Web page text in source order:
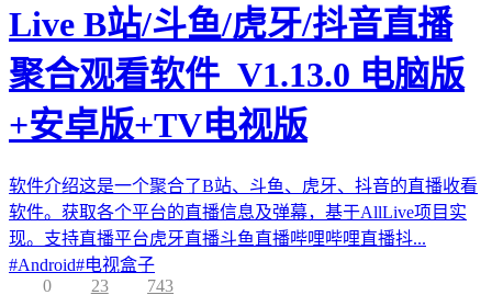
Live B站/斗鱼/虎牙/抖音直播
聚合观看软件_V1.13.0 电脑版
+安卓版+TV电视版
软件介绍这是一个聚合了B站、斗鱼、虎牙、抖音的直播收看
软件。获取各个平台的直播信息及弹幕，基于AllLive项目实
现。支持直播平台虎牙直播斗鱼直播哔哩哔哩直播抖...
#Android#电视盒子
0
23 743